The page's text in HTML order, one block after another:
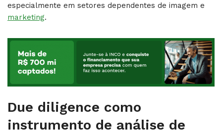
especialmente em setores dependentes de imagem e
marketing.
Due diligence como
instrumento de análise de